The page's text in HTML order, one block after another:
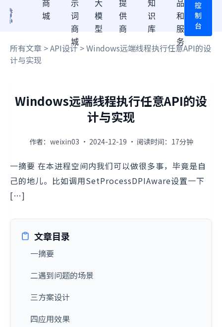
商
城
示
词
商
城
大
模
型
提
供
商
知
识
库
品
和
服
务
控
制
台
所有文章 >API设计> Windows远端线程执行任意API的设
计与实现
Windows远端线程执行任意API的设
计与实现
作者：weixin03 · 2024-12-19 · 阅读时间：17分钟
一摘要 在本进程空间内我们可以做很多事，毕竟是自
己的地儿。比如调用SetProcessDPIAware设置一下
[…]
文章目录
一摘要
二遇到问题的场景
三方案设计
四应用效果